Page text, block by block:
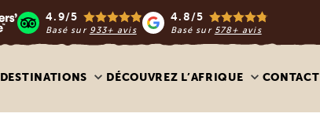
4.9/5
Basé sur 933+ avis
4.8/5
Basé sur 578+ avis
DESTINATIONS DÉCOUVREZ L’AFRIQUE CONTACT